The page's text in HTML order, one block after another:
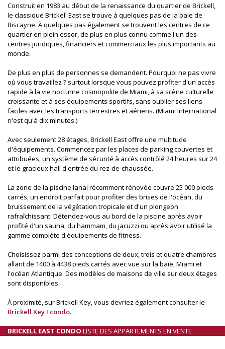
Construit en 1983 au début de la renaissance du quartier de Brickell,
le classique Brickell East se trouve à quelques pas de la baie de
Biscayne. À quelques pas également se trouvent les centres de ce
quartier en plein essor, de plus en plus connu comme l'un des
centres juridiques, financiers et commerciaux les plus importants au
monde.
De plus en plus de personnes se demandent. Pourquoi ne pas vivre
où vous travaillez ? surtout lorsque vous pouvez profiter d'un accès
rapide à la vie nocturne cosmopolite de Miami, à sa scène culturelle
croissante et à ses équipements sportifs, sans oublier ses liens
faciles avec les transports terrestres et aériens. (Miami International
n'est qu'à dix minutes.)
Avec seulement 28 étages, Brickell East offre une multitude
d'équipements. Commencez par les places de parking couvertes et
attribuées, un système de sécurité à accès contrôlé 24 heures sur 24
et le gracieux hall d'entrée du rez-de-chaussée.
La zone de la piscine lanai récemment rénovée couvre 25 000 pieds
carrés, un endroit parfait pour profiter des brises de l'océan, du
bruissement de la végétation tropicale et d'un plongeon
rafraîchissant. Détendez-vous au bord de la piscine après avoir
profité d'un sauna, du hammam, du jacuzzi ou après avoir utilisé la
gamme complète d'équipements de fitness.
Choisissez parmi des conceptions de deux, trois et quatre chambres
allant de 1400 à 4438 pieds carrés avec vue sur la baie, Miami et
l'océan Atlantique. Des modèles de maisons de ville sur deux étages
sont disponibles.
À proximité, sur Brickell Key, vous devriez également consulter le
Brickell Key I condo.
BRICKELL EAST CONDO LISTE DES APPARTEMENTS EN VENTE